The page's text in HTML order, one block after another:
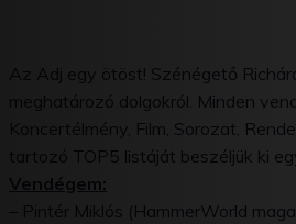
Az Adj egy ötöst! Szénégető
meghatározó dolgokról. Minden
Koncertélmény, Film, Sorozat,
tartozó TOP5 listáját beszéljük ki
Vendégem:
– Pintér Miklós (HammerWorld